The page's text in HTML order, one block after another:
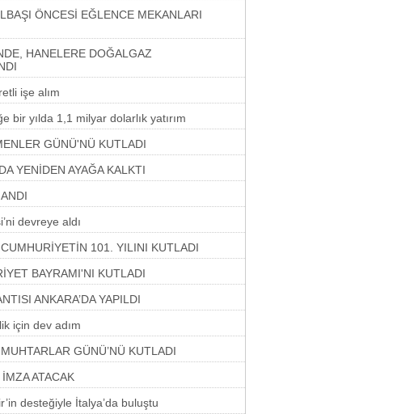
ÖNCESİ EĞLENCE MEKANLARI
HANELERE DOĞALGAZ
işe alım
bir yılda 1,1 milyar dolarlık yatırım
GÜNÜ'NÜ KUTLADI
YENİDEN AYAĞA KALKTI
devreye aldı
101. YILINI KUTLADI
BAYRAMI'NI KUTLADI
ANKARA’DA YAPILDI
için dev adım
GÜNÜ’NÜ KUTLADI
ATACAK
desteğiyle İtalya’da buluştu